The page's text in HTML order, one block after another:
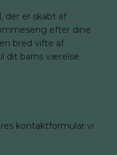
der er skabt af
efter dine
bred vifte af
dit barns værelse.
kontaktformular vi